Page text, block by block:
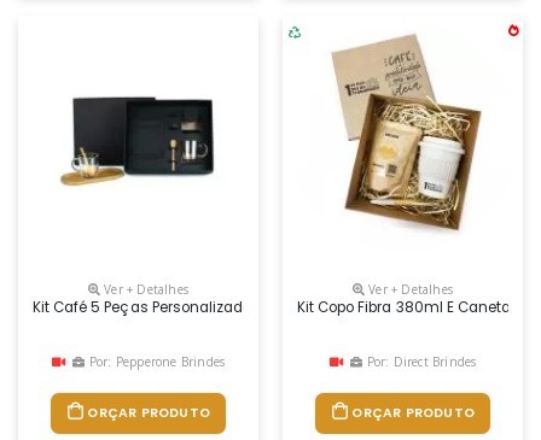
Ver + Detalhes
Kit Café 5 Peças Personalizado
Por: Pepperone Brindes
ORÇAR PRODUTO
Ver + Detalhes
Kit Copo Fibra 380ml E Caneta
Por: Direct Brindes
ORÇAR PRODUTO